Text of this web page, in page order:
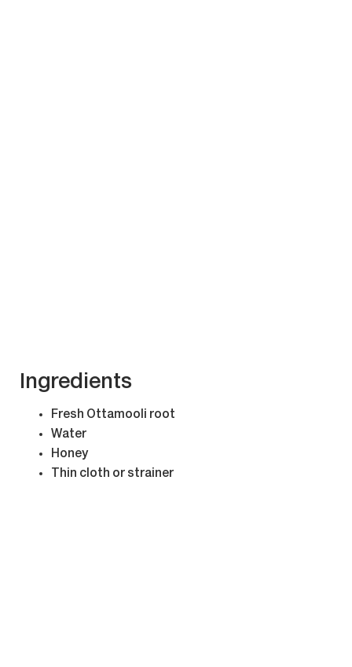
Ingredients
Fresh Ottamooli root
Water
Honey
Thin cloth or strainer